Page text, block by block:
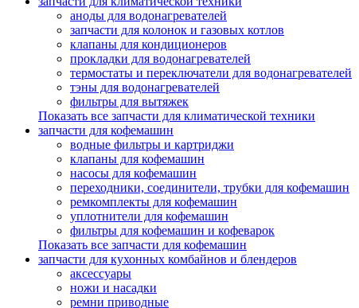
аноды для водонагревателей
запчасти для колонок и газовых котлов
клапаны для кондиционеров
прокладки для водонагревателей
термостаты и переключатели для водонагревателей
тэны для водонагревателей
фильтры для вытяжек
Показать все запчасти для климатической техники
запчасти для кофемашин
водные фильтры и картриджи
клапаны для кофемашин
насосы для кофемашин
переходники, соединители, трубки для кофемашин
ремкомплекты для кофемашин
уплотнители для кофемашин
фильтры для кофемашин и кофеварок
Показать все запчасти для кофемашин
запчасти для кухонных комбайнов и блендеров
аксессуары
ножи и насадки
ремни приводные